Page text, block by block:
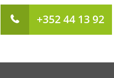
+352 44 13 92